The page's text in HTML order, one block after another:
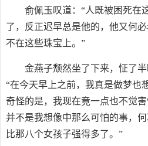
俞佩玉叹道：“人既被困死在
了，反正迟早总是他的，他又何
不在这些珠宝上。”
金燕子颓然坐了下来，怔了
“在今天早上之前，我真是做梦也
奇怪的是，我现在竟一点也不觉害
并不是我想像中那么可怕的事，
比那八个女孩子强得多了。”